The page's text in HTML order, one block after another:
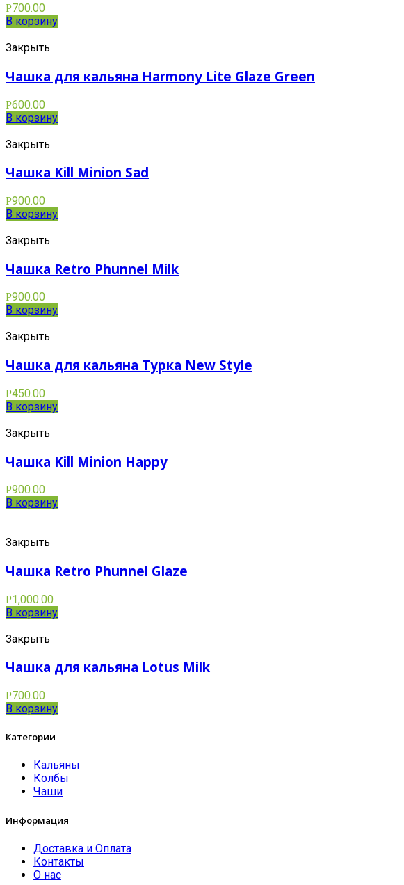
Р700.00
В корзину
Закрыть
Чашка для кальяна Harmony Lite Glaze Green
Р600.00
В корзину
Закрыть
Чашка Kill Minion Sad
Р900.00
В корзину
Закрыть
Чашка Retro Phunnel Milk
Р900.00
В корзину
Закрыть
Чашка для кальяна Турка New Style
Р450.00
В корзину
Закрыть
Чашка Kill Minion Happy
Р900.00
В корзину
Закрыть
Чашка Retro Phunnel Glaze
Р1,000.00
В корзину
Закрыть
Чашка для кальяна Lotus Milk
Р700.00
В корзину
Категории
Кальяны
Колбы
Чаши
Информация
Доставка и Оплата
Контакты
О нас